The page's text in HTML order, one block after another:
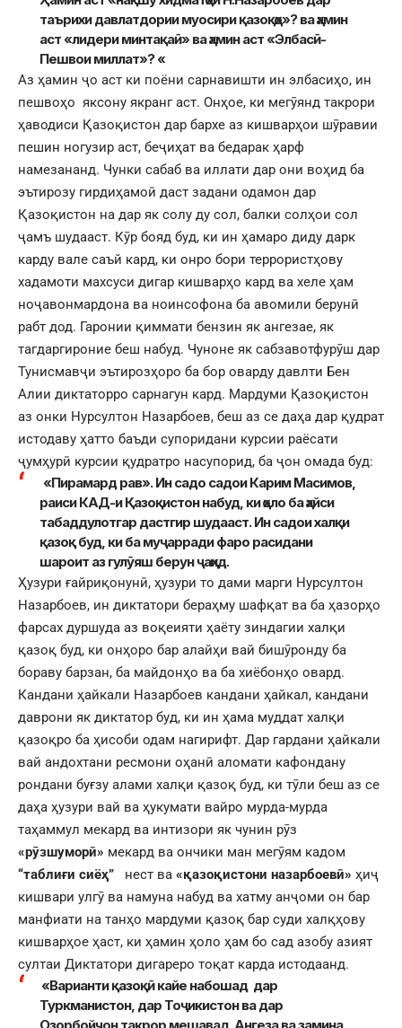
таърихи давлатдории муосири қазоқҳо»? ва ҳамин
аст «лидери минтақаӣ» ва ҳамин аст «Элбасӣ-
Пешвои миллат»? «
Аз ҳамин ҷо аст ки поёни сарнавишти ин элбасиҳо, ин
пешвоҳо яксону якранг аст. Онҳое, ки мегӯянд такрори
ҳаводиси Қазоқистон дар бархе аз кишварҳои шӯравии
пешин ногузир аст, беҷиҳат ва бедарак ҳарф
намезананд. Чунки сабаб ва иллати дар они воҳид ба
эътирозу гирдиҳамоӣ даст задани одамон дар
Қазоқистон на дар як солу ду сол, балки солҳои сол
ҷамъ шудааст. Кӯр бояд буд, ки ин ҳамаро диду дарк
карду вале саъй кард, ки онро бори террористҳову
хадамоти махсуси дигар кишварҳо кард ва хеле ҳам
ноҷавонмардона ва ноинсофона ба авомили берунӣ
рабт дод. Гаронии қиммати бензин як ангезае, як
тагдаргироние беш набуд. Чуноне як сабзавотфурӯш дар
Тунисмавҷи эътирозҳоро ба бор оварду давлти Бен
Алии диктаторро сарнагун кард. Мардуми Қазоқистон
аз онки Нурсултон Назарбоев, беш аз се даҳа дар қудрат
истодаву ҳатто баъди супоридани курсии раёсати
ҷумҳурӣ курсии қудратро насупорид, ба ҷон омада буд:
«Пирамард рав». Ин садо садои Карим Масимов,
раиси КАД-и Қазоқистон набуд, ки ҳоло ба ҳайси
табаддулотгар дастгир шудааст. Ин садои халқи
қазоқ буд, ки ба муҷарради фаро расидани
шароит аз гулӯяш берун ҷаҳид.
Ҳузури ғайриқонунӣ, ҳузури то дами марги Нурсултон
Назарбоев, ин диктатори бераҳму шафқат ва ба ҳазорҳо
фарсах дуршуда аз воқеияти ҳаёту зиндагии халқи
қазоқ буд, ки онҳоро бар алайҳи вай бишӯронду ба
бораву барзан, ба майдонҳо ва ба хиёбонҳо овард.
Кандани ҳайкали Назарбоев кандани ҳайкал, кандани
даврони як диктатор буд, ки ин ҳама муддат халқи
қазоқро ба ҳисоби одам нагирифт. Дар гардани ҳайкали
вай андохтани ресмони оҳанӣ аломати кафондану
рондани буғзу алами халқи қазоқ буд, ки тӯли беш аз се
даҳа ҳузури вай ва ҳукумати вайро мурда-мурда
таҳаммул мекард ва интизори як чунин рӯз
«рӯзшуморӣ» мекард ва ончики ман мегӯям кадом
“таблиғи сиёҳ” нест ва «қазоқистони назарбоевӣ» ҳиҷ
кишвари улгӯ ва намуна набуд ва хатму анҷоми он бар
манфиати на танҳо мардуми қазоқ бар суди халқҳову
кишварҳое ҳаст, ки ҳамин ҳоло ҳам бо сад азобу азият
султаи Диктатори дигареро тоқат карда истодаанд.
«Варианти қазоқӣ кайе набошад дар
Туркманистон, дар Тоҷикистон ва дар